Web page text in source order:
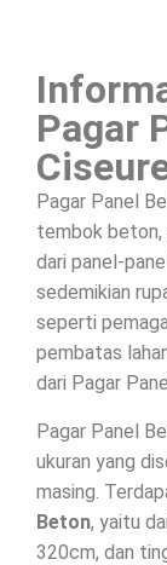
Pagar
Pagar Panel
tembok beton,
dari panel-
sedemikian
seperti
pembatas
dari Pagar
Pagar Panel
ukuran yang
masing.
Beton, yaitu
320cm, dan